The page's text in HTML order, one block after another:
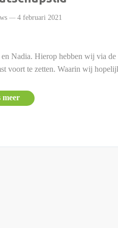
4 februari 2021
Nadia. Hierop hebben wij via
voort te zetten. Waarin wij
meer